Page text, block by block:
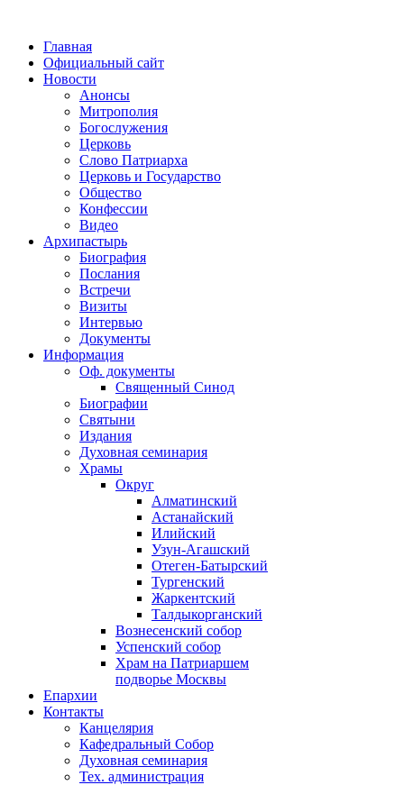
Главная
Официальный сайт
Новости
Анонсы
Митрополия
Богослужения
Церковь
Слово Патриарха
Церковь и Государство
Общество
Конфессии
Видео
Архипастырь
Биография
Послания
Встречи
Визиты
Интервью
Документы
Информация
Оф. документы
Священный Синод
Биографии
Святыни
Издания
Духовная семинария
Храмы
Округ
Алматинский
Астанайский
Илийский
Узун-Агашский
Отеген-Батырский
Тургенский
Жаркентский
Талдыкорганский
Вознесенский собор
Успенский собор
Храм на Патриаршем
подворье Москвы
Епархии
Контакты
Канцелярия
Кафедральный Собор
Духовная семинария
Тех. администрация